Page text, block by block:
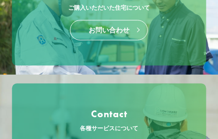
ご購入いただいた住宅について
お問い合わせ
Contact
各種サービスについて